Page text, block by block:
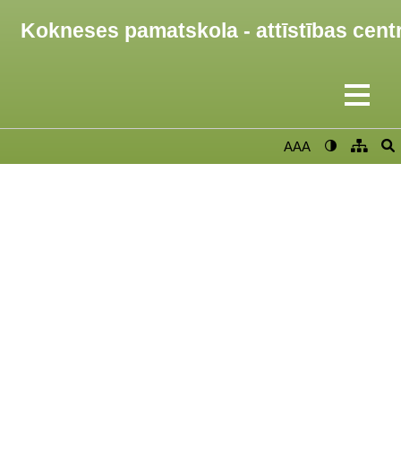
Kokneses pamatskola - attīstības
AAA